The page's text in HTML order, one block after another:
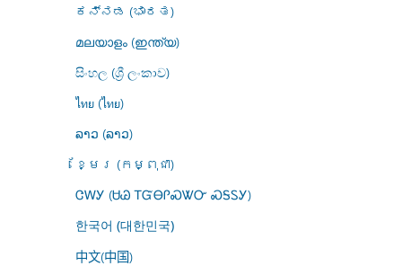
ಕನ್ನಡ (ಭಾರತ)
മലയാളം (ഇന്ത്യ)
සිංහල (ශ්‍රී ලංකාව)
ไทย (ไทย)
ລາວ (ລາວ)
ខ្មែរ (កម្ពុជា)
ᏣᎳᎩ (ᏌᏊ ᎢᏳᎾᎵᏍᏔᏅ ᏍᎦᏚᎩ)
한국어 (대한민국)
中文(中国)